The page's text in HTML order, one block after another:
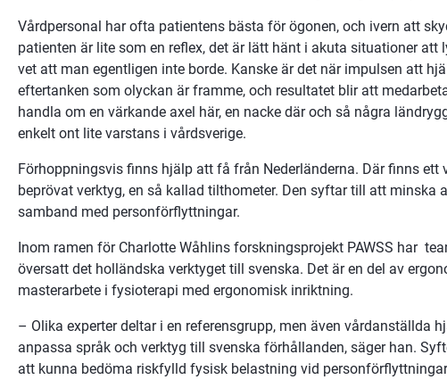
Vårdpersonal har ofta patientens bästa för ögonen, och ivern att
patienten är lite som en reflex, det är lätt hänt i akuta situationer
vet att man egentligen inte borde. Kanske är det när impulsen att
eftertanken som olyckan är framme, och resultatet blir att
handla om en värkande axel här, en nacke där och så några
enkelt ont lite varstans i vårdsverige.
Förhoppningsvis finns hjälp att få från Nederländerna. Där finns ett
beprövat verktyg, en så kallad tilthometer. Den syftar till att minska
samband med personförflyttningar.
Inom ramen för Charlotte Wåhlins forskningsprojekt PAWSS har
översatt det holländska verktyget till svenska. Det är en del av
masterarbete i fysioterapi med ergonomisk inriktning.
– Olika experter deltar i en referensgrupp, men även vårdanställda
anpassa språk och verktyg till svenska förhållanden, säger han.
att kunna bedöma riskfylld fysisk belastning vid